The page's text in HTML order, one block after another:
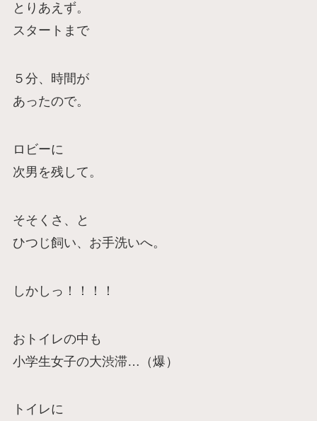
とりあえず。
スタートまで
５分、時間が
あったので。
ロビーに
次男を残して。
そそくさ、と
ひつじ飼い、お手洗いへ。
しかしっ！！！！
おトイレの中も
小学生女子の大渋滞…（爆）
トイレに